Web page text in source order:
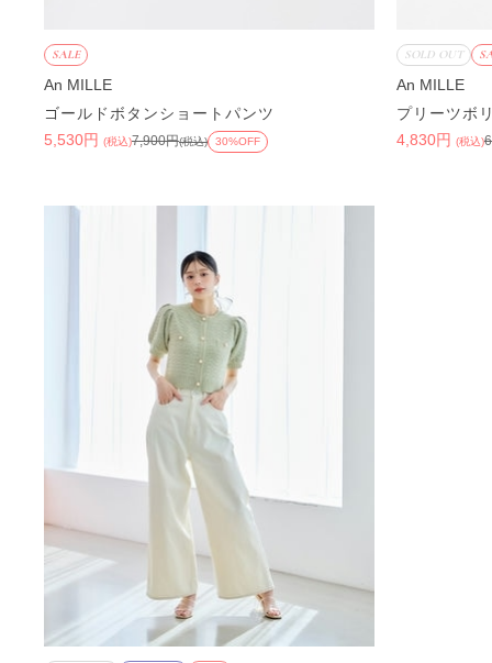
SALE
An MILLE
ゴールドボタンショートパンツ
5,530円 (税込)7,900円(税込) 30%OFF
SOLD OUT
An MILLE
プリーツボ
4,830円 (税込)